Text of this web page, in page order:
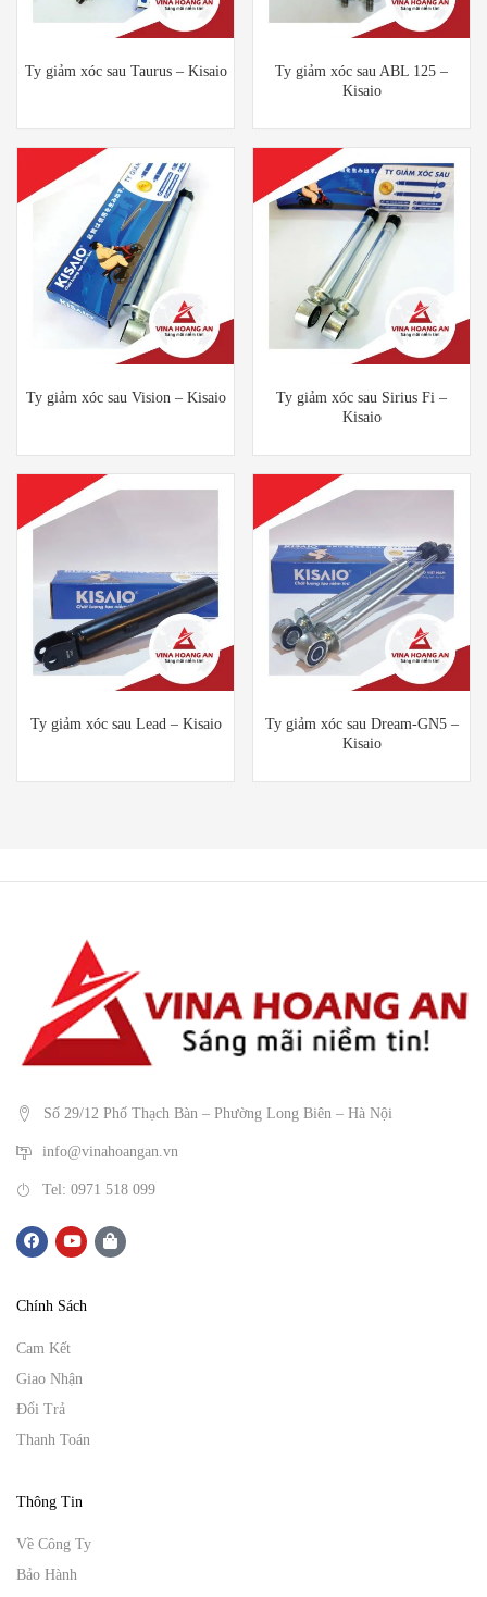
Ty giảm xóc sau Taurus – Kisaio
Ty giảm xóc sau ABL 125 –
Kisaio
Ty giảm xóc sau Vision – Kisaio
Ty giảm xóc sau Sirius Fi –
Kisaio
Ty giảm xóc sau Lead – Kisaio
Ty giảm xóc sau Dream-GN5 –
Kisaio
Số 29/12 Phố Thạch Bàn – Phường Long Biên – Hà Nội
info@vinahoangan.vn
Tel: 0971 518 099
Chính Sách
Cam Kết
Giao Nhận
Đổi Trả
Thanh Toán
Thông Tin
Về Công Ty
Bảo Hành